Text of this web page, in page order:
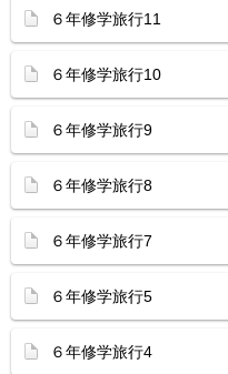
６年修学旅行11
６年修学旅行10
６年修学旅行9
６年修学旅行8
６年修学旅行7
６年修学旅行5
６年修学旅行4